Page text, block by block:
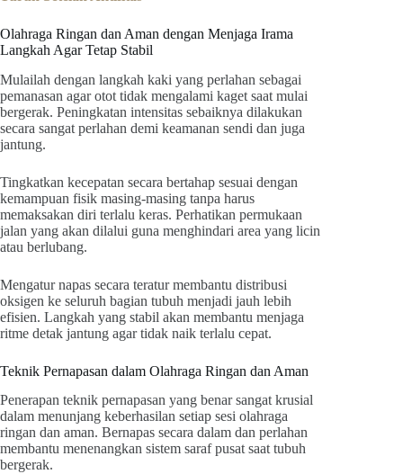
Olahraga Ringan dan Aman dengan Menjaga Irama
Langkah Agar Tetap Stabil
Mulailah dengan langkah kaki yang perlahan sebagai
pemanasan agar otot tidak mengalami kaget saat mulai
bergerak. Peningkatan intensitas sebaiknya dilakukan
secara sangat perlahan demi keamanan sendi dan juga
jantung.
Tingkatkan kecepatan secara bertahap sesuai dengan
kemampuan fisik masing-masing tanpa harus
memaksakan diri terlalu keras. Perhatikan permukaan
jalan yang akan dilalui guna menghindari area yang licin
atau berlubang.
Mengatur napas secara teratur membantu distribusi
oksigen ke seluruh bagian tubuh menjadi jauh lebih
efisien. Langkah yang stabil akan membantu menjaga
ritme detak jantung agar tidak naik terlalu cepat.
Teknik Pernapasan dalam Olahraga Ringan dan Aman
Penerapan teknik pernapasan yang benar sangat krusial
dalam menunjang keberhasilan setiap sesi olahraga
ringan dan aman. Bernapas secara dalam dan perlahan
membantu menenangkan sistem saraf pusat saat tubuh
bergerak.